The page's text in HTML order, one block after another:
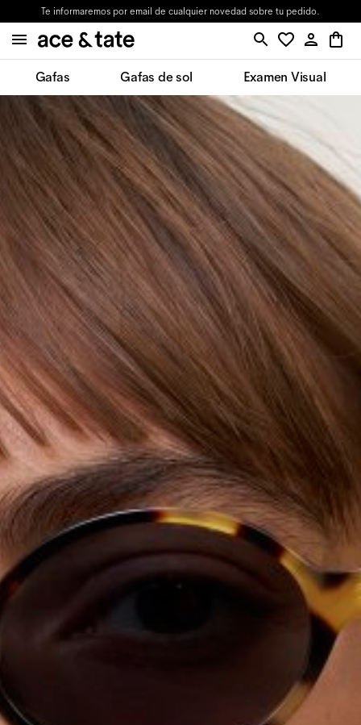
Te informaremos por email de cualquier novedad sobre tu pedido.
Gafas Gafas de sol Examen Visual